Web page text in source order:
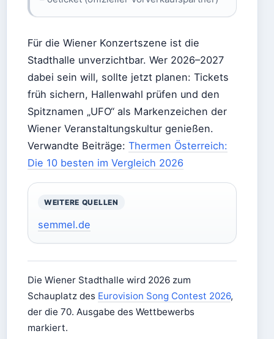
Für die Wiener Konzertszene ist die
Stadthalle unverzichtbar. Wer 2026–2027
dabei sein will, sollte jetzt planen: Tickets
früh sichern, Hallenwahl prüfen und den
Spitznamen „UFO“ als Markenzeichen der
Wiener Veranstaltungskultur genießen.
Verwandte Beiträge: Thermen Österreich:
Die 10 besten im Vergleich 2026
WEITERE QUELLEN
semmel.de
Die Wiener Stadthalle wird 2026 zum
Schauplatz des Eurovision Song Contest 2026,
der die 70. Ausgabe des Wettbewerbs
markiert.